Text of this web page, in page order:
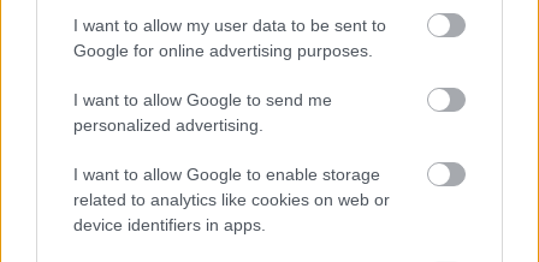
I want to allow my user data to be sent to
Google for online advertising purposes.
I want to allow Google to send me
personalized advertising.
I want to allow Google to enable storage
related to analytics like cookies on web or
device identifiers in apps.
Tilaa uutiskirjeemme
Tilaa